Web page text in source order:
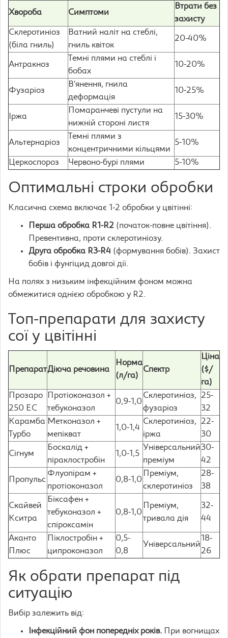
Хвороба Симптоми
Втрати без
захисту
Склеротиніоз
(біла гниль)
Ватний наліт на стеблі,
гниль квіток
20-40%
Антракноз
Темні плями на стеблі і
бобах
10-20%
Фузаріоз
В’янення, гнила
деформація
10-25%
Іржа
Помаранчеві пустули на
нижній стороні листя
15-30%
Альтернаріоз
Темні плями з
концентричними кільцями
5-10%
Церкоспороз Червоно-бурі плями 5-10%
Оптимальні строки обробки
Класична схема включає 1-2 обробки у цвітінні:
Перша обробка R1-R2 (початок-повне цвітіння).
Превентивна, проти склеротиніозу.
Друга обробка R3-R4 (формування бобів). Захист
бобів і фунгіцид довгої дії.
На полях з низьким інфекційним фоном можна
обмежитися однією обробкою у R2.
Топ-препарати для захисту
сої у цвітінні
ПрепаратДіюча речовина
Норма
(л/га)
Спектр
Ціна
($/
га)
Прозаро
250 ЕС
Протіоконазол +
тебуконазол
0,9-1,0
Склеротиніоз,
фузаріоз
25-
32
Карамба
Турбо
Метконазол +
мепікват
1,0-1,4
Склеротиніоз,
іржа
22-
30
Сігнум
Боскалід +
піраклостробін
1,0-1,5
Універсальний
преміум
30-
42
Пропульс
Флуопірам +
протіоконазол
0,8-1,0
Преміум,
склеротиніоз
28-
38
Скайвей
Кситра
Біксафен +
тебуконазол +
спіроксамін
0,8-1,0
Преміум,
тривала дія
32-
44
Аканто
Плюс
Піклостробін +
ципроконазол
0,5-
0,8
Універсальний
18-
26
Як обрати препарат під
ситуацію
Вибір залежить від:
Інфекційний фон попередніх років. При вогнищах